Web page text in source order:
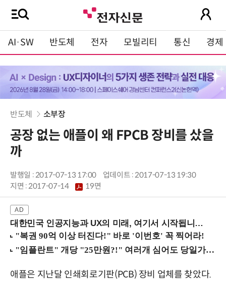
AI·SW 반도체 전자 모빌리티 통신 경제
반도체 소부장
공장 없는 애플이 왜 FPCB 장비를 샀을
까
발행일 : 2017-07-13 17:00
업데이트 : 2017-07-13 19:30
지면 :2017-07-14 19면
대한민국 인공지능과 UX의 미래, 여기서 시작됩니다! (9/2 강남역)
애플은 지난달 인쇄회로기판(PCB) 장비 업체를 찾았다.